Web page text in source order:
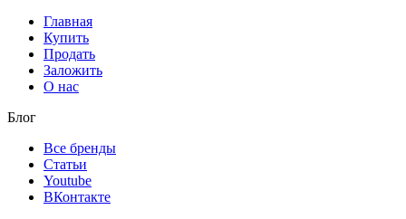
Главная
Купить
Продать
Заложить
О нас
Блог
Все бренды
Статьи
Youtube
ВКонтакте